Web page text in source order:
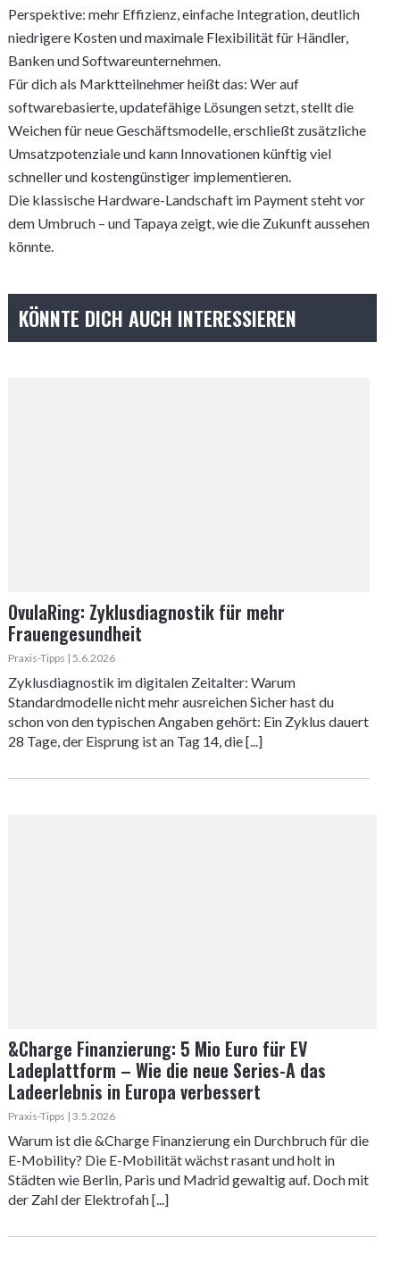
Perspektive: mehr Effizienz, einfache Integration, deutlich
niedrigere Kosten und maximale Flexibilität für Händler,
Banken und Softwareunternehmen.
Für dich als Marktteilnehmer heißt das: Wer auf
softwarebasierte, updatefähige Lösungen setzt, stellt die
Weichen für neue Geschäftsmodelle, erschließt zusätzliche
Umsatzpotenziale und kann Innovationen künftig viel
schneller und kostengünstiger implementieren.
Die klassische Hardware-Landschaft im Payment steht vor
dem Umbruch – und Tapaya zeigt, wie die Zukunft aussehen
könnte.
KÖNNTE DICH AUCH INTERESSIEREN
OvulaRing: Zyklusdiagnostik für mehr
Frauengesundheit
Praxis-Tipps | 5.6.2026
Zyklusdiagnostik im digitalen Zeitalter: Warum
Standardmodelle nicht mehr ausreichen Sicher hast du
schon von den typischen Angaben gehört: Ein Zyklus dauert
28 Tage, der Eisprung ist an Tag 14, die [...]
&Charge Finanzierung: 5 Mio Euro für EV
Ladeplattform – Wie die neue Series-A das
Ladeerlebnis in Europa verbessert
Praxis-Tipps | 3.5.2026
Warum ist die &Charge Finanzierung ein Durchbruch für die
E-Mobility? Die E-Mobilität wächst rasant und holt in
Städten wie Berlin, Paris und Madrid gewaltig auf. Doch mit
der Zahl der Elektrofah [...]